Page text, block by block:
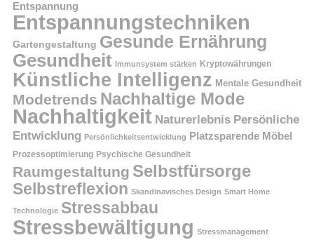
Entspannung
Entspannungstechniken
Gartengestaltung Gesunde Ernährung
Gesundheit Immunsystem stärken Kryptowährungen
Künstliche Intelligenz Mentale Gesundheit
Modetrends Nachhaltige Mode
Nachhaltigkeit Naturerlebnis Persönliche
Entwicklung Persönlichkeitsentwicklung Platzsparende Möbel
Prozessoptimierung Psychische Gesundheit
Raumgestaltung Selbstfürsorge
Selbstreflexion Skandinavisches Design Smart Home
Technologie Stressabbau
Stressbewältigung Stressmanagement